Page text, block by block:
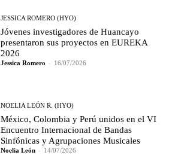
JESSICA ROMERO (HYO)
Jóvenes investigadores de Huancayo
presentaron sus proyectos en EUREKA
2026
Jessica Romero - 16/07/2026
NOELIA LEÓN R. (HYO)
México, Colombia y Perú unidos en el VI
Encuentro Internacional de Bandas
Sinfónicas y Agrupaciones Musicales
Noelia León - 14/07/2026